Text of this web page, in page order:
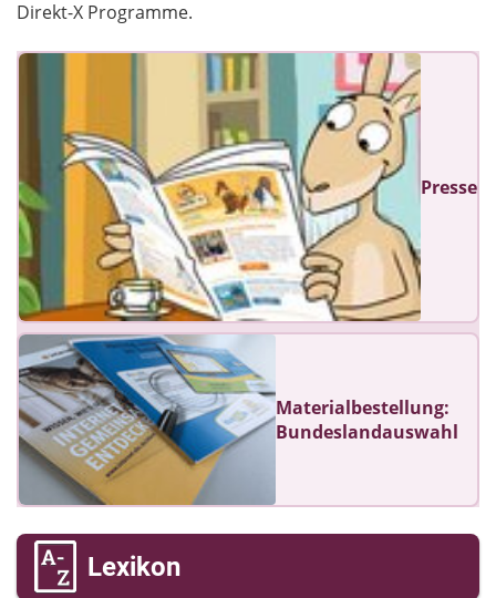
Direkt-X Programme.
Presse
Materialbestellung:
Bundeslandauswahl
Lexikon